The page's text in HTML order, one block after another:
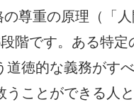
尊重の原理（「
階です。ある特
道徳的な義務がす
うことができる人